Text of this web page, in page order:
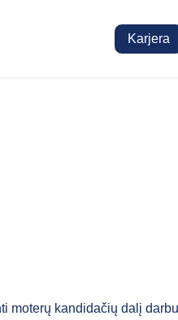
Karjera
moterų kandidačių dalį